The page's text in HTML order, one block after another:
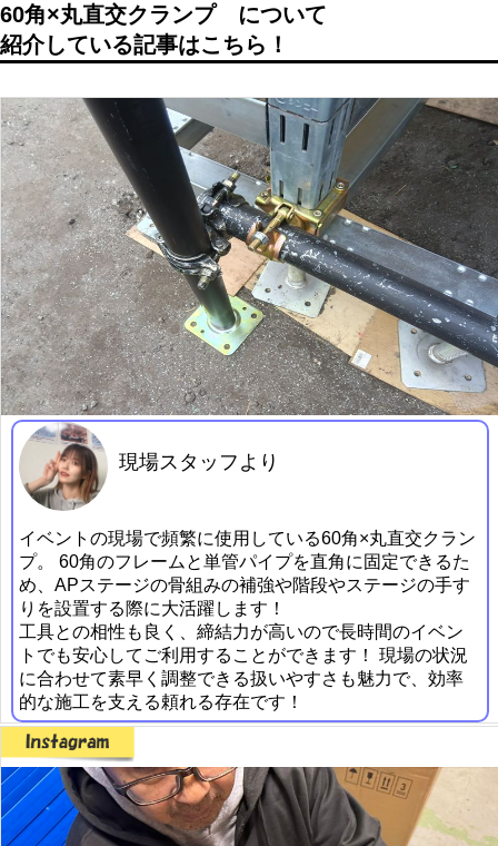
60角×丸直交クランプについて
紹介している記事はこちら！
現場スタッフより
イベントの現場で頻繁に使用している60角×丸直交クラン
プ。 60角のフレームと単管パイプを直角に固定できるた
め、APステージの骨組みの補強や階段やステージの手す
りを設置する際に大活躍します！
工具との相性も良く、締結力が高いので長時間のイベン
トでも安心してご利用することができます！ 現場の状況
に合わせて素早く調整できる扱いやすさも魅力で、効率
的な施工を支える頼れる存在です！